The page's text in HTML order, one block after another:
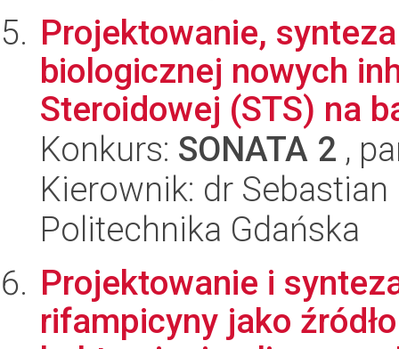
Projektowanie,
biologicznej nowych
Steroidowej (STS) na
Konkurs: SONATA 2 ,
Kierownik: dr
Politechnika Gdańska
Projektowanie i
rifampicyny jako